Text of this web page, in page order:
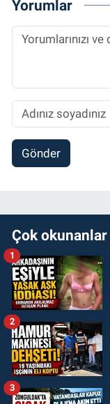
Yorumlar
Gönder
Çok okunanlar
1
2
3